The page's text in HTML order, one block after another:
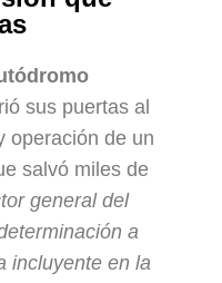
sus puertas al
operación de un
salvó miles de
general del
a
incluyente en la